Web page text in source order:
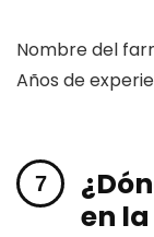
Nombre del
Años de
en